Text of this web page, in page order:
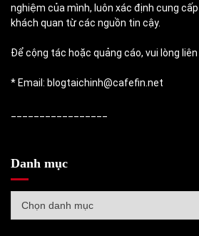
nghiệm của mình, luôn xác định cung
khách quan từ các nguồn tin cậy.
Để cộng tác hoặc quảng cáo, vui lòng liên
* Email: blogtaichinh@cafefin.net
Danh mục
mục